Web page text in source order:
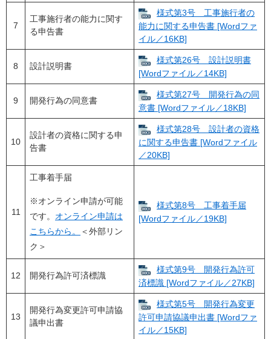
7
工事施行者の能力に関す
る申告書
様式第3号 工事施行者の
能力に関する申告書 [Wordファ
イル／16KB]
8 設計説明書
様式第26号 設計説明書
[Wordファイル／14KB]
9 開発行為の同意書
様式第27号 開発行為の同
意書 [Wordファイル／18KB]
10
設計者の資格に関する申
告書
様式第28号 設計者の資格
に関する申告書 [Wordファイル
／20KB]
11
工事着手届
※オンライン申請が可能
です。 オンライン申請は
こちらから。
＜外部リン
ク＞
様式第8号 工事着手届
[Wordファイル／19KB]
12 開発行為許可済標識
様式第9号 開発行為許可
済標識 [Wordファイル／27KB]
13
開発行為変更許可申請協
議申出書
様式第5号 開発行為変更
許可申請協議申出書 [Wordファ
イル／15KB]